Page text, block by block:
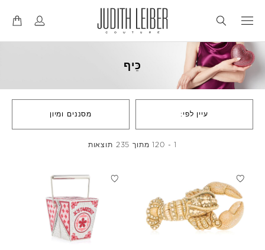
כֵּיף
עיין לפי: מסננים ומיון
1 - 120 מתוך 235 תוצאות